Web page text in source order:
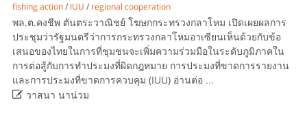
fishing action/ IUU / regional cooperation
พล.ต.คงชีพ ตันตระวาณิชย์ โฆษกกระทรวงกลาโหม เปิดเผยผลการ
ประชุมว่ารัฐมนตรีว่าการกระทรวงกลาโหมอาเซียนเห็นด้วยกับข้อ
เสนอของไทยในการที่ชุมชนจะเพิ่มความร่วมมือในระดับภูมิภาคใน
การต่อสู้กับการทำประมงที่ผิดกฎหมาย การประมงที่ขาดการรายงาน
และการประมงที่ขาดการควบคุม (IUU) อ่านต่อ ...
วาสนา นาน่วม